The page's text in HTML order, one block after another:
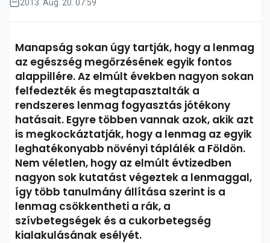
2013. Aug. 20. 07:59
Manapság sokan úgy tartják, hogy a lenmag
az egészség megőrzésének egyik fontos
alappillére. Az elmúlt években nagyon sokan
felfedezték és megtapasztalták a
rendszeres lenmag fogyasztás jótékony
hatásait. Egyre többen vannak azok, akik azt
is megkockáztatják, hogy a lenmag az egyik
leghatékonyabb növényi táplálék a Földön.
Nem véletlen, hogy az elmúlt évtizedben
nagyon sok kutatást végeztek a lenmaggal,
így több tanulmány állítása szerint is a
lenmag csökkentheti a rák, a
szívbetegségek és a cukorbetegség
kialakulásának esélyét.